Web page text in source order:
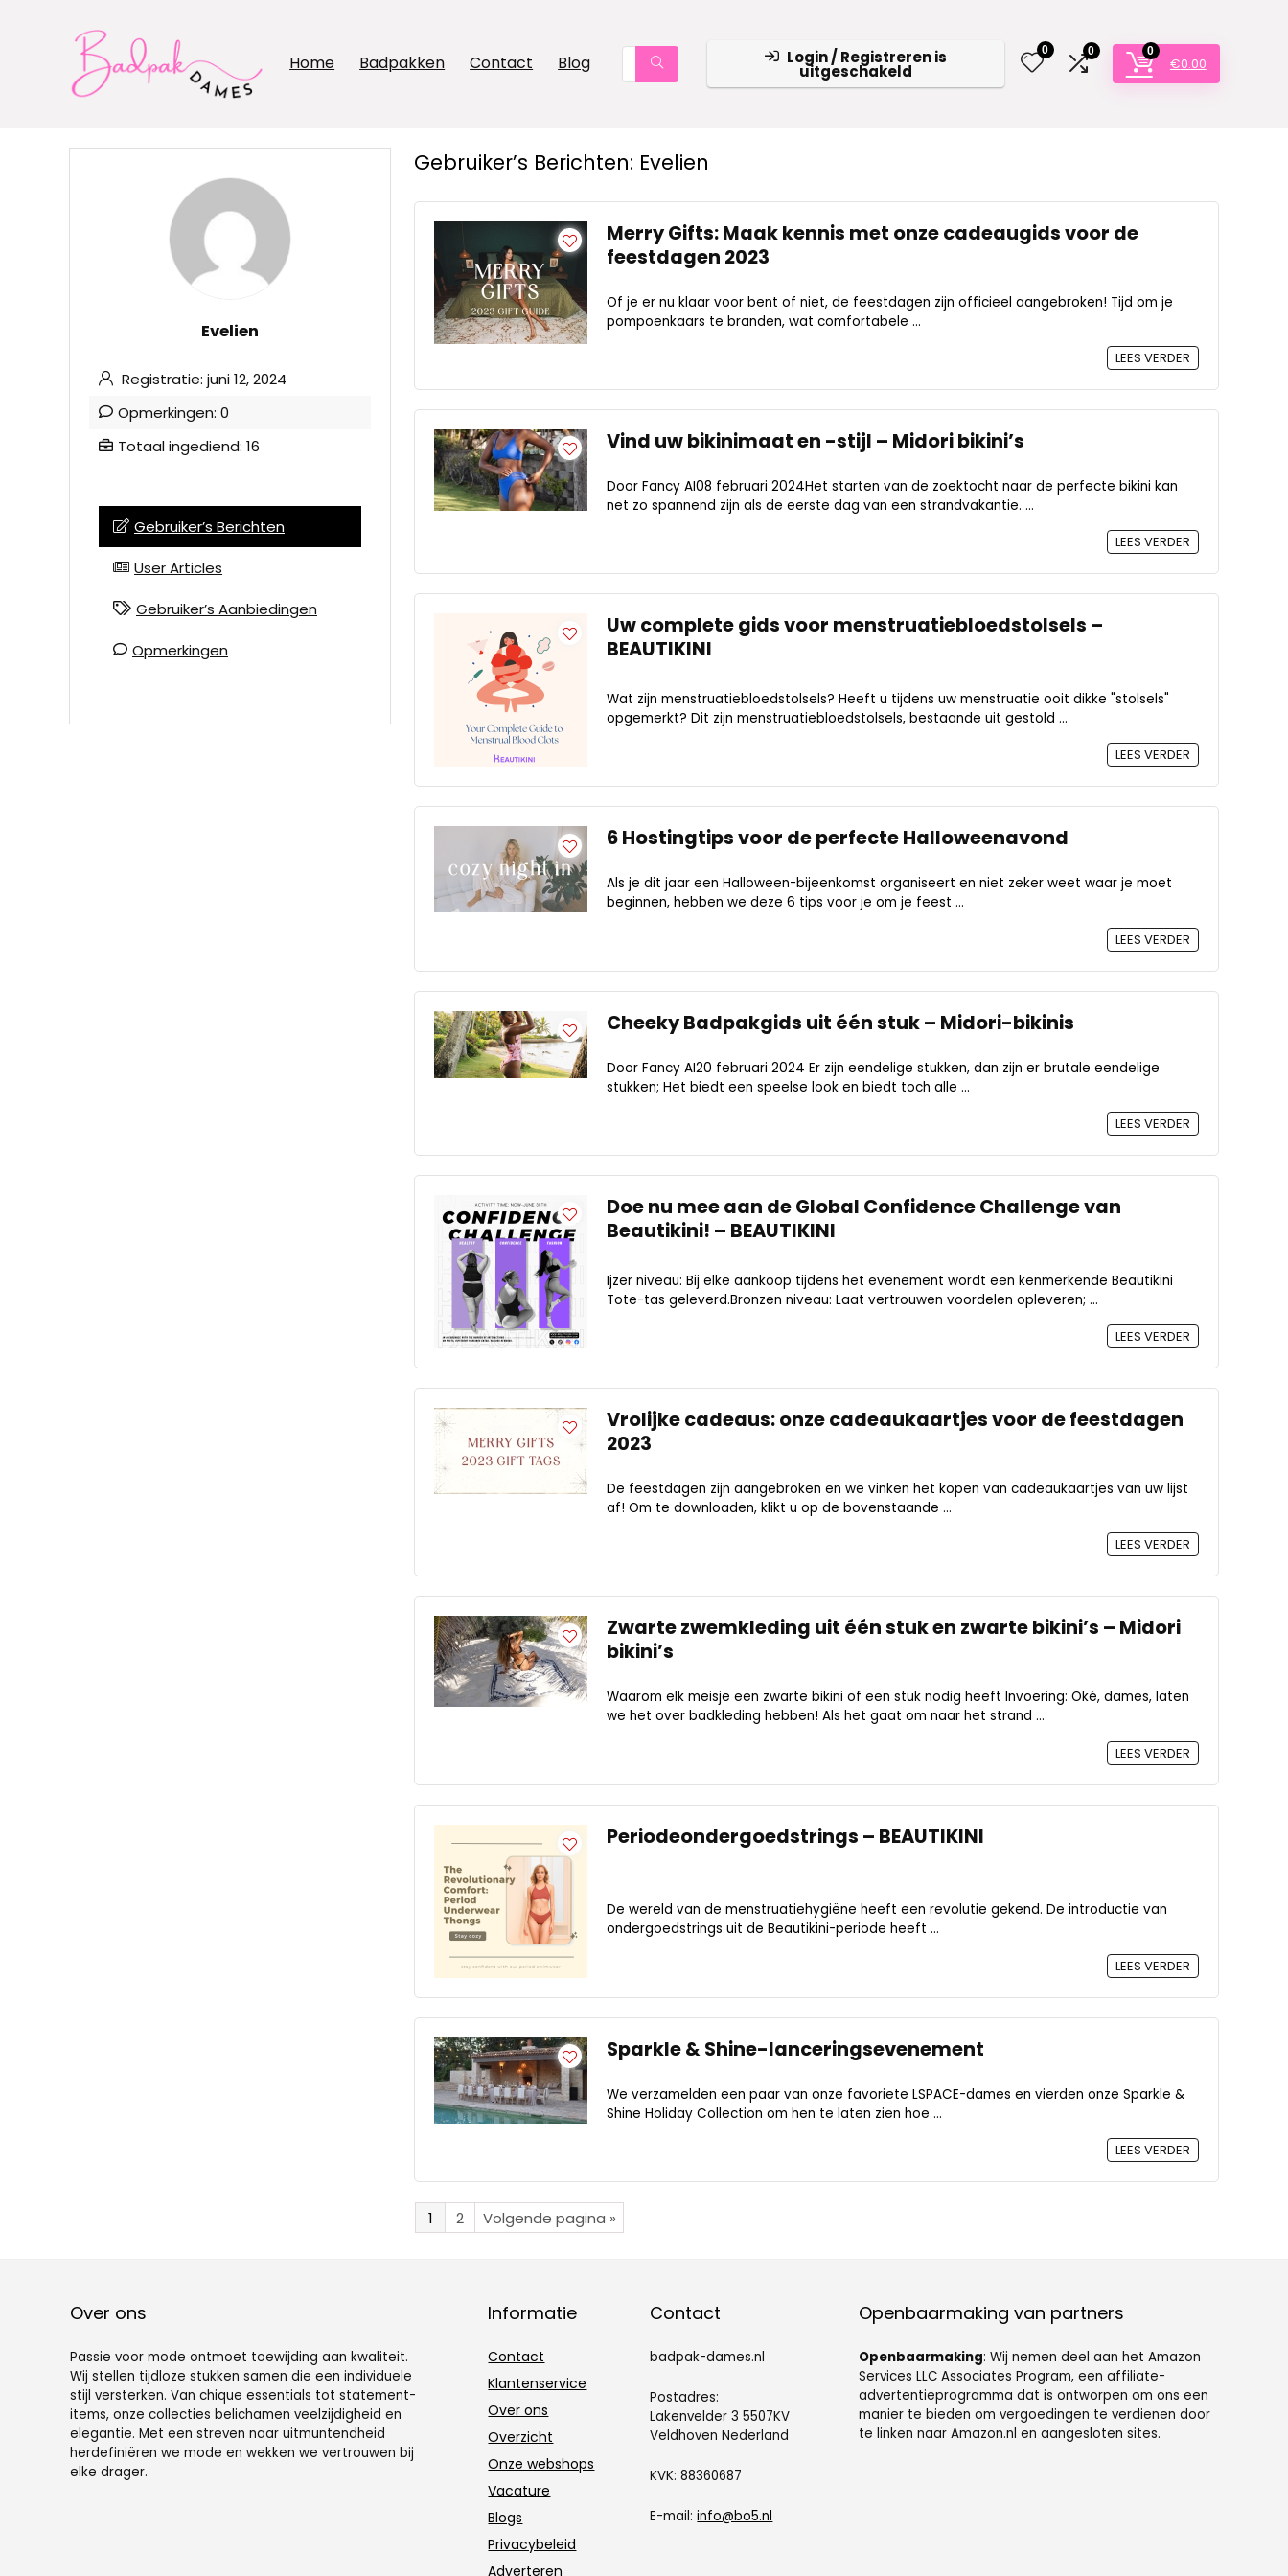
Home Badpakken Contact Blog Login / Registreren is
uitgeschakeld
0 0 0
€0.00
Evelien
Registratie: juni 12, 2024
Opmerkingen: 0
Totaal ingediend: 16
Gebruiker’s Berichten
User Articles
Gebruiker’s Aanbiedingen
Opmerkingen
Gebruiker’s Berichten: Evelien
Merry Gifts: Maak kennis met onze cadeaugids voor de
feestdagen 2023
Of je er nu klaar voor bent of niet, de feestdagen zijn officieel aangebroken! Tijd om je
pompoenkaars te branden, wat comfortabele ...
LEES VERDER
Vind uw bikinimaat en -stijl – Midori bikini’s
Door Fancy AI08 februari 2024Het starten van de zoektocht naar de perfecte bikini kan
net zo spannend zijn als de eerste dag van een strandvakantie. ...
LEES VERDER
Uw complete gids voor menstruatiebloedstolsels –
BEAUTIKINI
Wat zijn menstruatiebloedstolsels? Heeft u tijdens uw menstruatie ooit dikke "stolsels"
opgemerkt? Dit zijn menstruatiebloedstolsels, bestaande uit gestold ...
LEES VERDER
6 Hostingtips voor de perfecte Halloweenavond
Als je dit jaar een Halloween-bijeenkomst organiseert en niet zeker weet waar je moet
beginnen, hebben we deze 6 tips voor je om je feest ...
LEES VERDER
Cheeky Badpakgids uit één stuk – Midori-bikinis
Door Fancy AI20 februari 2024 Er zijn eendelige stukken, dan zijn er brutale eendelige
stukken; Het biedt een speelse look en biedt toch alle ...
LEES VERDER
Doe nu mee aan de Global Confidence Challenge van
Beautikini! – BEAUTIKINI
Ijzer niveau: Bij elke aankoop tijdens het evenement wordt een kenmerkende Beautikini
Tote-tas geleverd.Bronzen niveau: Laat vertrouwen voordelen opleveren; ...
LEES VERDER
Vrolijke cadeaus: onze cadeaukaartjes voor de feestdagen
2023
De feestdagen zijn aangebroken en we vinken het kopen van cadeaukaartjes van uw lijst
af! Om te downloaden, klikt u op de bovenstaande ...
LEES VERDER
Zwarte zwemkleding uit één stuk en zwarte bikini’s – Midori
bikini’s
Waarom elk meisje een zwarte bikini of een stuk nodig heeft Invoering: Oké, dames, laten
we het over badkleding hebben! Als het gaat om naar het strand ...
LEES VERDER
Periodeondergoedstrings – BEAUTIKINI
De wereld van de menstruatiehygiëne heeft een revolutie gekend. De introductie van
ondergoedstrings uit de Beautikini-periode heeft ...
LEES VERDER
Sparkle & Shine-lanceringsevenement
We verzamelden een paar van onze favoriete LSPACE-dames en vierden onze Sparkle &
Shine Holiday Collection om hen te laten zien hoe ...
LEES VERDER
1 2 Volgende pagina »
Over ons
Passie voor mode ontmoet toewijding aan kwaliteit.
Wij stellen tijdloze stukken samen die een individuele
stijl versterken. Van chique essentials tot statement-
items, onze collecties belichamen veelzijdigheid en
elegantie. Met een streven naar uitmuntendheid
herdefiniëren we mode en wekken we vertrouwen bij
elke drager.
Informatie
Contact
Klantenservice
Over ons
Overzicht
Onze webshops
Vacature
Blogs
Privacybeleid
Adverteren
Contact
badpak-dames.nl
Postadres:
Lakenvelder 3 5507KV
Veldhoven Nederland
KVK: 88360687
E-mail:info@bo5.nl
Openbaarmaking van partners
Openbaarmaking: Wij nemen deel aan het Amazon
Services LLC Associates Program, een affiliate-
advertentieprogramma dat is ontworpen om ons een
manier te bieden om vergoedingen te verdienen door
te linken naar Amazon.nl en aangesloten sites.